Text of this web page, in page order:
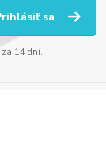
sa
za 14 dní.